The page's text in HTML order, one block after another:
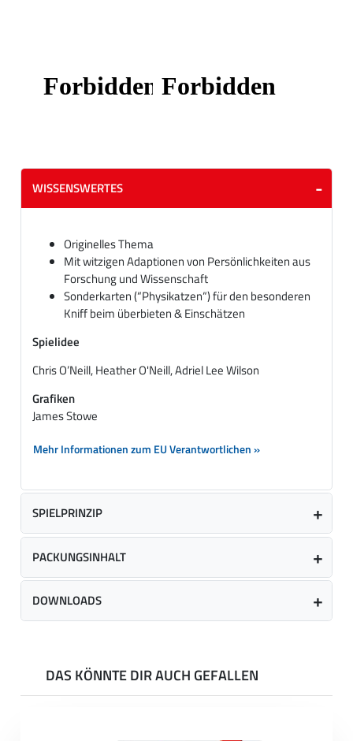
WISSENSWERTES
Originelles Thema
Mit witzigen Adaptionen von Persönlichkeiten aus
Forschung und Wissenschaft
Sonderkarten (“Physikatzen“) für den besonderen
Kniff beim überbieten & Einschätzen
Spielidee
Chris O’Neill, Heather O'Neill, Adriel Lee Wilson
Grafiken
James Stowe
Mehr Informationen zum EU Verantwortlichen »
SPIELPRINZIP
PACKUNGSINHALT
DOWNLOADS
DAS KÖNNTE DIR AUCH GEFALLEN